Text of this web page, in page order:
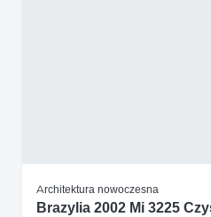
Architektura nowoczesna
Brazylia 2002 Mi 3225